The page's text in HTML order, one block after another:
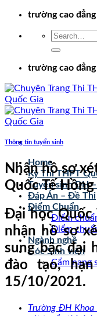
Chuyểntrường cao
trường cao
Home
Kỳ Thi THPT
Tuyển sinh ĐH
Đáp Án – Đề Thi
Điểm Chuẩn
Điểm
Điểm
Ngành nghề
Góc Sinh viên
Cẩm nang
Thông tin tuyển sinh
Nhận hồ sơ
Quốc Tế
Đại học Quốc
nhận hồ sơ
sung bậc đại
đào tạo,
15/10/2021.
Trường ĐH